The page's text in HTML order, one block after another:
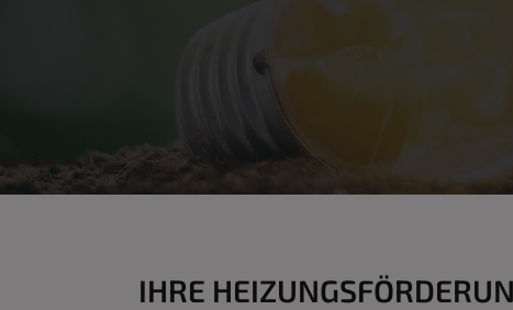
IHRE